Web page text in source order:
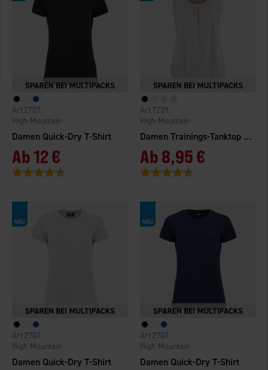
Damen Quick-Dry T-Shirt
High Mountain
2707
Ab12 €
Bewertung:
Damen Trainings-Tanktop Active Relaxed
High Mountain
7239
Ab8,95 €
Bewertung:
Damen Quick-Dry T-Shirt
High Mountain
2707
Damen Quick-Dry T-Shirt
High Mountain
2707